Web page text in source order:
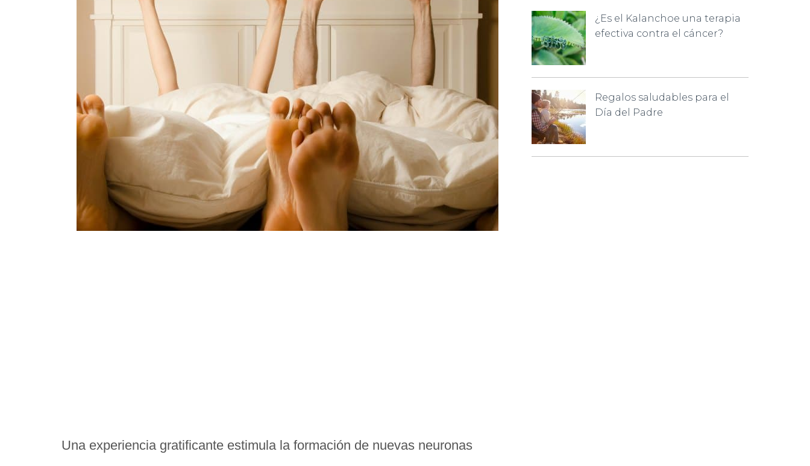
Una experiencia gratificante estimula la formación de nuevas neuronas
¿Es el Kalanchoe una terapia
efectiva contra el cáncer?
Regalos saludables para el
Día del Padre